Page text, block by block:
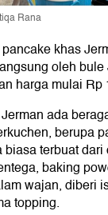
Rana
khas
oleh
harga mulai Rp
ada
berupa
terbuat dari
baking
wajan, diberi
topping.